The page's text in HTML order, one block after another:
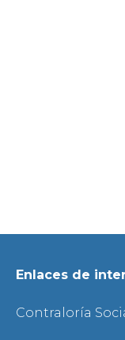
Enlaces de
Contraloría